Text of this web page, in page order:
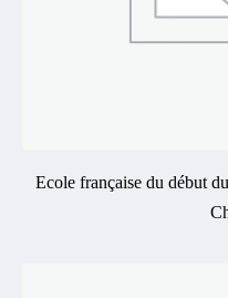
Ecole française du début